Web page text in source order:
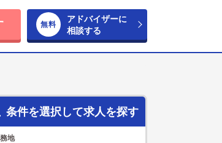
アドバイザーに
相談する
条件を選択して求人を探す
地